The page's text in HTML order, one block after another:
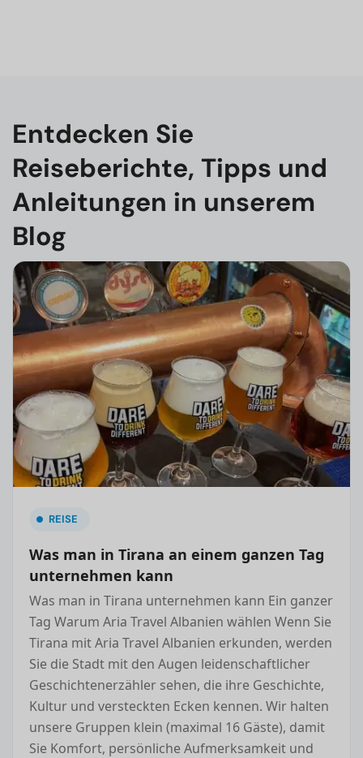
Entdecken Sie
Reiseberichte, Tipps und
Anleitungen in unserem
Blog
REISE
Was man in Tirana an einem ganzen Tag
unternehmen kann
Was man in Tirana unternehmen kann Ein ganzer
Tag Warum Aria Travel Albanien wählen Wenn Sie
Tirana mit Aria Travel Albanien erkunden, werden
Sie die Stadt mit den Augen leidenschaftlicher
Geschichtenerzähler sehen, die ihre Geschichte,
Kultur und versteckten Ecken kennen. Wir halten
unsere Gruppen klein (maximal 16 Gäste), damit
Sie Komfort, persönliche Aufmerksamkeit und